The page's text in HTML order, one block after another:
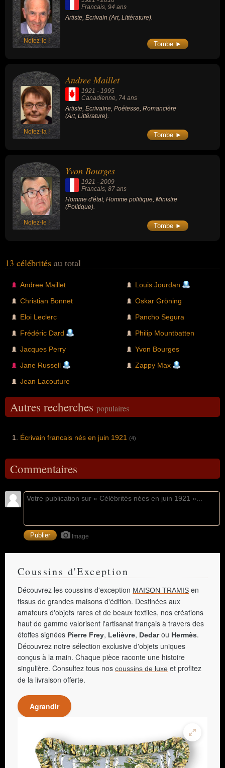
Notez-le !
Francais, 94 ans
Artiste, Écrivain (Art, Littérature).
Tombe ►
Notez-la !
Andree Maillet
1921 - 1995
Canadienne, 74 ans
Artiste, Écrivaine, Poétesse, Romancière
(Art, Littérature).
Tombe ►
Notez-le !
Yvon Bourges
1921 - 2009
Francais , 87 ans
Homme d'état, Homme politique, Ministre
(Politique).
Tombe ►
13 célébrités au total
Andree Maillet
Christian Bonnet
Eloi Leclerc
Frédéric Dard
Jacques Perry
Jane Russell
Jean Lacouture
Louis Jourdan
Oskar Gröning
Pancho Segura
Philip Mountbatten
Yvon Bourges
Zappy Max
Autres recherches populaires
Écrivain francais nés en juin 1921 (4)
Commentaires
Image
Coussins d'Exception
Découvrez les coussins d'exception MAISON TRAMIS en
tissus de grandes maisons d'édition. Destinées aux
amateurs d'objets rares et de beaux textiles, nos créations
haut de gamme valorisent l'artisanat français à travers des
étoffes signées Pierre Frey, Lelièvre, Dedarou Hermès.
Découvrez notre sélection exclusive d'objets uniques
conçus à la main. Chaque pièce raconte une histoire
singulière. Consultez tous nos coussins de luxe et profitez
de la livraison offerte.
Agrandir